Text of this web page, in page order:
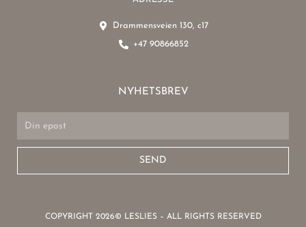
Drammensveien 130, c17
+47 90866852
NYHETSBREV
SEND
COPYRIGHT 2026© LESLIES – ALL RIGHTS RESERVED